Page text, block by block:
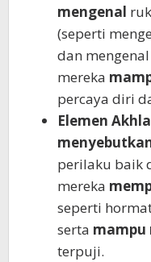
mengenal
(seperti
dan
mereka
percaya diri
Elemen
perilaku baik
mereka
seperti
serta mampu
terpuji.